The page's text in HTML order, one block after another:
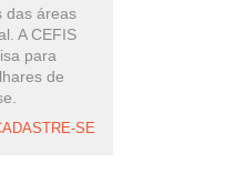
das áreas
A CEFIS
para
de
SE